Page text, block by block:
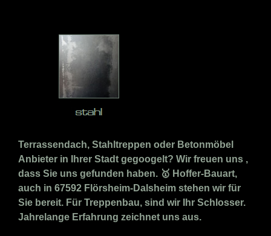
Terrassendach, Stahltreppen oder Betonmöbel
Anbieter in Ihrer Stadt gegoogelt? Wir freuen uns ,
dass Sie uns gefunden haben. 🥇 Hoffer-Bauart,
auch in 67592 Flörsheim-Dalsheim stehen wir für
Sie bereit. Für Treppenbau, sind wir Ihr Schlosser.
Jahrelange Erfahrung zeichnet uns aus.